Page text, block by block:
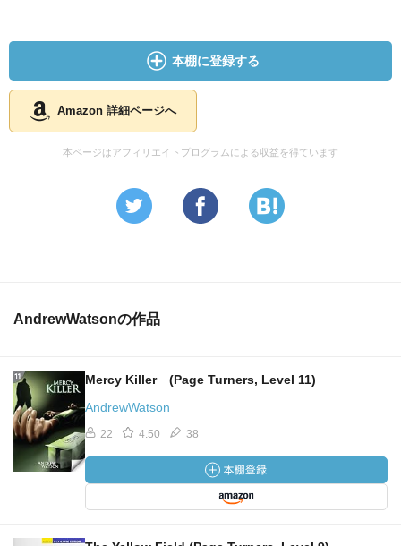
本棚に登録する
Amazon 詳細ページへ
本ページはアフィリエイトプログラムによる収益を得ています
AndrewWatsonの作品
Mercy Killer (Page Turners, Level 11)
AndrewWatson
22 4.50 38